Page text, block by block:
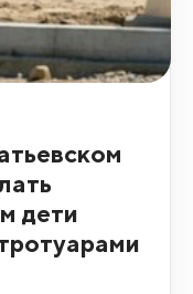
дети